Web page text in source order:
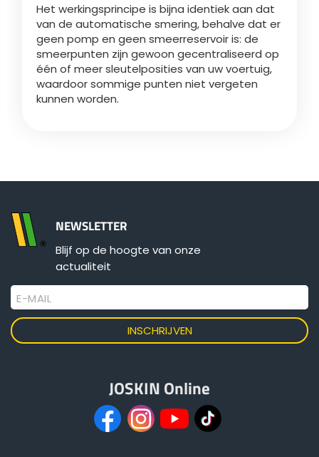
ελληνικά
Svenska
Türk
رسید ن
Het werkingsprincipe is bijna identiek aan dat
van de automatische smering, behalve dat er
geen pomp en geen smeerreservoir is: de
smeerpunten zijn gewoon gecentraliseerd op
één of meer sleutelposities van uw voertuig,
waardoor sommige punten niet vergeten
kunnen worden.
NEWSLETTER
Blijf op de hoogte van onze
actualiteit
E-MAIL
JOSKIN Online